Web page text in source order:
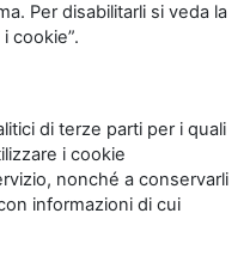
Per disabilitarli si veda la
cookie”.
di terze parti per i quali
i cookie
nonché a conservarli
informazioni di cui